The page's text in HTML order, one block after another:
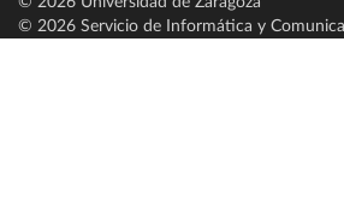
© 2026 Servicio de Informática y